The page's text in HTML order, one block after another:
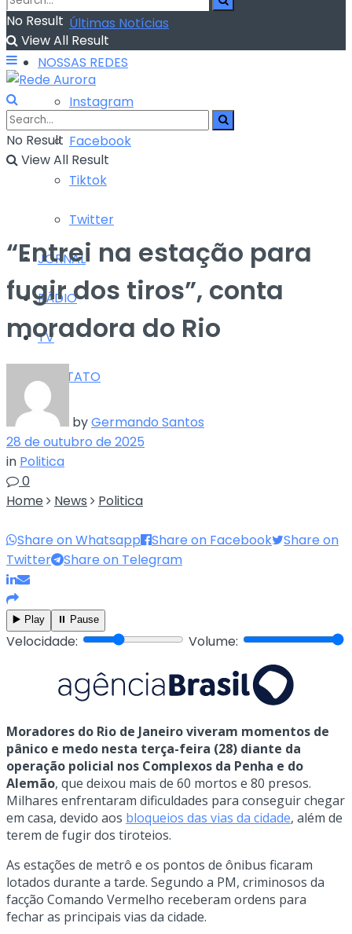
Últimas Notícias
NOSSAS REDES
Instagram
Facebook
Tiktok
Twitter
JORNAL
RÁDIO
TV
CONTATO
No Result
View All Result
No Result
View All Result
“Entrei na estação para
fugir dos tiros”, conta
moradora do Rio
byGermando Santos
28 de outubro de 2025
in Politica
0
Home
News Politica
Share on Whatsapp Share on Facebook
Share on
Twitter
Share on Telegram
▶️ Play ⏸️ Pause
Velocidade: Volume:
Moradores do Rio de Janeiro viveram momentos de
pânico e medo nesta terça-feira (28) diante da
operação policial nos Complexos da Penha e do
Alemão, que deixou mais de 60 mortos e 80 presos.
Milhares enfrentaram dificuldades para conseguir chegar
em casa, devido aos bloqueios das vias da cidade, além de
terem de fugir dos tiroteios.
As estações de metrô e os pontos de ônibus ficaram
lotados durante a tarde. Segundo a PM, criminosos da
facção Comando Vermelho receberam ordens para
fechar as principais vias da cidade.